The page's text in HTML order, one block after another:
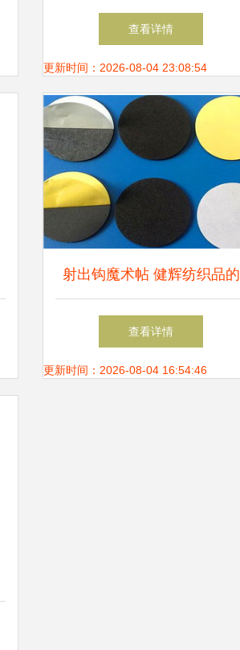
保温材料的创新应用
查看详情
更新时间：2026-08-04 23:08:54
射出钩魔术帖 健辉纺织品的
创新力量与市场应用
查看详情
更新时间：2026-08-04 16:54:46